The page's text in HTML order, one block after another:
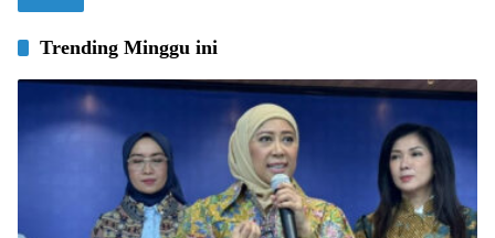
Trending Minggu ini